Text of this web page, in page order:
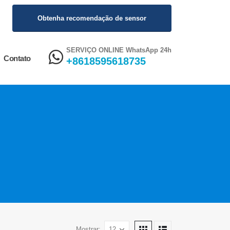
Obtenha recomendação de sensor
Contato
SERVIÇO ONLINE WhatsApp 24h
+8618595618735